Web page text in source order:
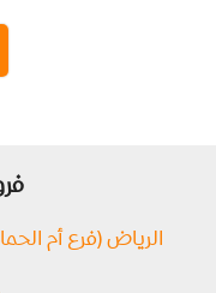
الرياض (فرع أم